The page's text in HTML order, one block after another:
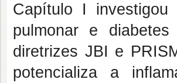
Capítulo I investigou
pulmonar e
diretrizes JBI e
potencializa a